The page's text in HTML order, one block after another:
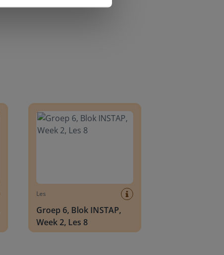
Les
Groep 6, Blok INSTAP,
Week 2, Les 8